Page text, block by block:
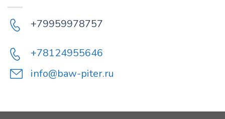
+79959978757
+78124955646
info@baw-piter.ru